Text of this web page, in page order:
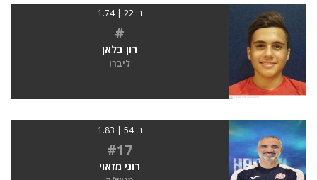
בן 22 | 1.74
#
רון בלאן
ליברו
בן 54 | 1.83
#17
רוני מזאוי